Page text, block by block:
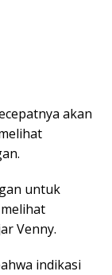
akan
untuk
Venny.
indikasi